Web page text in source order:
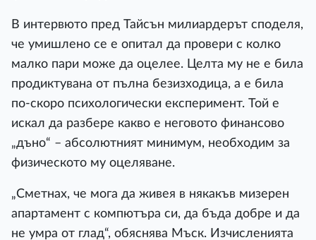
В интервюто пред Тайсън милиардерът споделя,
че умишлено се е опитал да провери с колко
малко пари може да оцелее. Целта му не е била
продиктувана от пълна безизходица, а е била
по-скоро психологически експеримент. Той е
искал да разбере какво е неговото финансово
„дъно“ – абсолютният минимум, необходим за
физическото му оцеляване.
„Сметнах, че мога да живея в някакъв мизерен
апартамент с компютъра си, да бъда добре и да
не умра от глад“, обяснява Мъск. Изчисленията